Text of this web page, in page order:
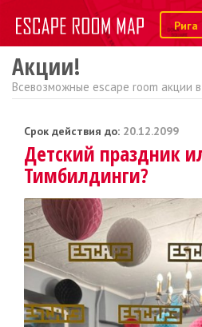
Акции!
Всевозможные escape room акции
Срок действия до: 20.12.2099
Детский праздник
Тимбилдинги?